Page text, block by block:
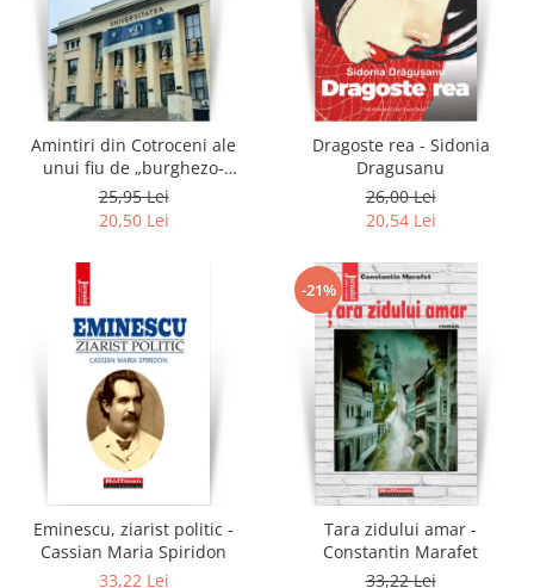
Amintiri din Cotroceni ale
unui fiu de „burghezo-
mosier”.Vol.3 - Sorin M.
Radulescu
25,95 Lei
20,50 Lei
Dragoste rea - Sidonia
Dragusanu
26,00 Lei
20,54 Lei
Eminescu, ziarist politic -
Cassian Maria Spiridon
33,22 Lei
-21%
Tara zidului amar -
Constantin Marafet
33,22 Lei